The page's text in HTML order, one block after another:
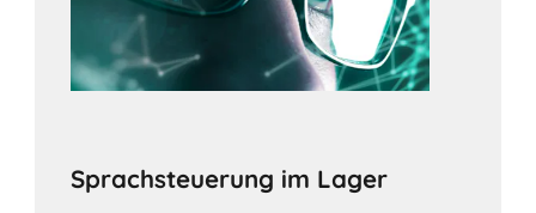
Sprachsteuerung im Lager